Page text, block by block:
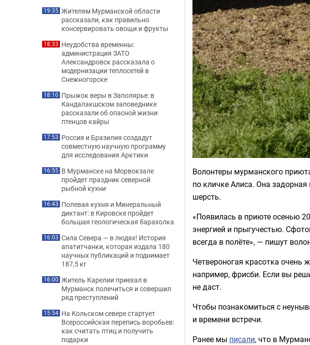
Волонтеры мурманского
по кличке Алиса. Она
шерсть.
«Появилась в приюте осенью
энергией и прыгучестью.
всегда в полёте», — пишут
Четвероногая красотка очень
например, фрисби. Если вы
не даст.
Чтобы познакомиться с
и времени встречи.
Ранее мы писали, что в
19:35 Жителям Мурманской области
рассказали, как правильно
консервировать овощи и фрукты
18:33 Неудобства временны:
администрация ЗАТО
Александровск рассказала о
модернизации теплосетей в
Снежногорске
18:10 Прыжок веры в Заполярье: в
Кандалакшском заповеднике
рассказали об опасной жизни
птенцов кайры
17:53 Россия и Бразилия создадут
совместную научную программу
для исследования Арктики
16:55 В Мурманске на Морвокзале
пройдет праздник северной
рыбной кухни
16:43 Полевая кухня и Минеральный
диктант: в Кировске пройдет
большая геологическая барахолка
16:03 Сила Севера — в людях! История
апатитчанки, которая издала 180
научных публикаций и поднимает
187,5 кг
16:00 Житель Карелии приехал в
Мурманск полечиться и совершил
ряд преступлений
15:54 На Кольском севере стартует
Всероссийская перепись воробьев:
как считать птиц и получить
подарки